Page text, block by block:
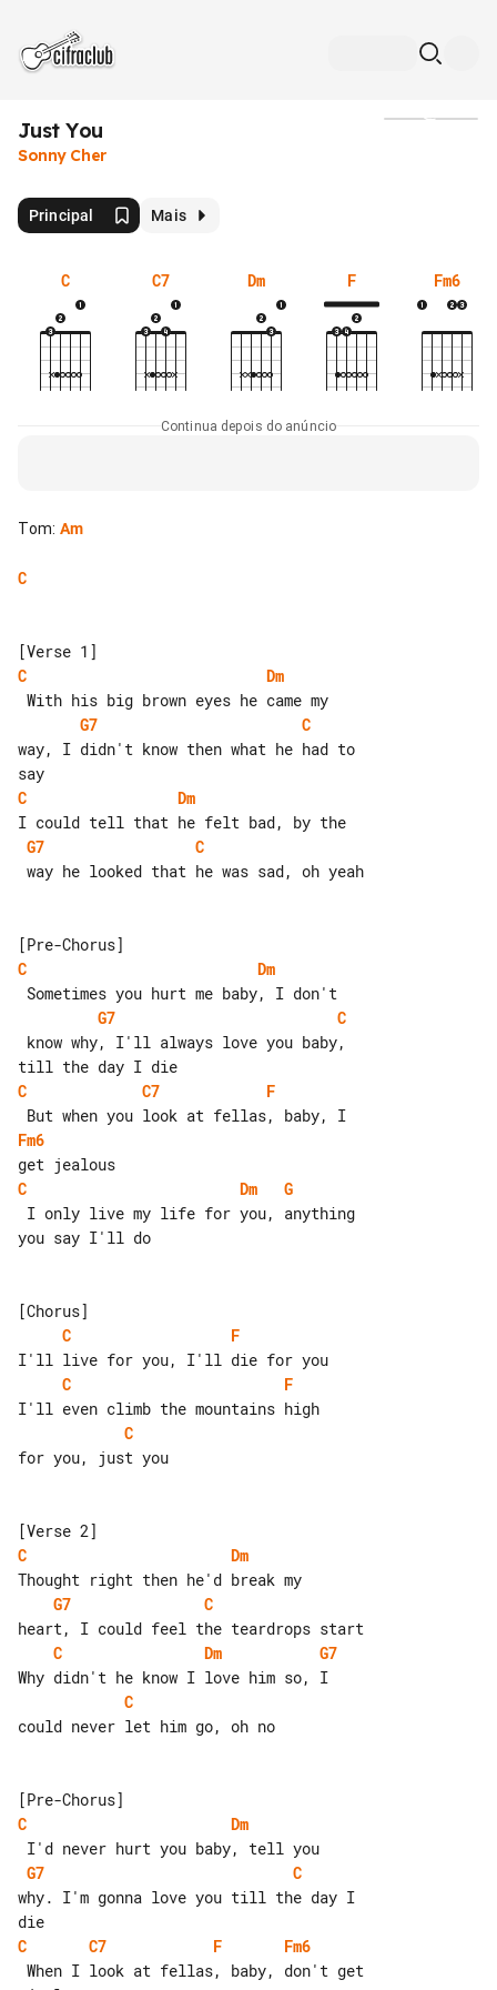
Just You
Sonny Cher
Principal Mais
C C7 Dm F Fm6
Continua depois do anúncio
Tom: Am
C
C
Dm
G7
C
way, I didn't know then what he had to
C
Dm
G7
C
C
Dm
G7
C
C
C7
F
Fm6
C
Dm
G
you say I'll do
C
F
C
F
C
for you, just you
C
Dm
G7
C
C
Dm
G7
C
could never let him go, oh no
C
Dm
G7
C
why. I'm gonna love you till the day I
C
C7 F
Fm6